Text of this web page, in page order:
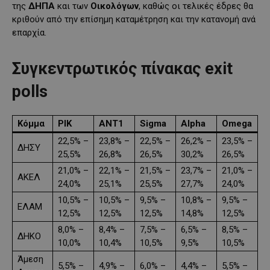
της ΔΗΠΑ και των Οικολόγων, καθώς οι τελικές έδρες θα
κριθούν από την επίσημη καταμέτρηση και την κατανομή ανά
επαρχία.
Συγκεντρωτικός πίνακας exit
polls
Κόμμα ΡΙΚ ANT1 Sigma Alpha Omega
ΔΗΣΥ
22,5% –
25,5%
23,8% –
26,8%
22,5% –
26,5%
26,2% –
30,2%
23,5% –
26,5%
ΑΚΕΛ
21,0% –
24,0%
22,1% –
25,1%
21,5% –
25,5%
23,7% –
27,7%
21,0% –
24,0%
ΕΛΑΜ
10,5% –
12,5%
10,5% –
12,5%
9,5% –
12,5%
10,8% –
14,8%
9,5% –
12,5%
ΔΗΚΟ
8,0% –
10,0%
8,4% –
10,4%
7,5% –
10,5%
6,5% –
9,5%
8,5% –
10,5%
Άμεση
5,5% –
4,9% –
6,0% –
4,4% –
5,5% –